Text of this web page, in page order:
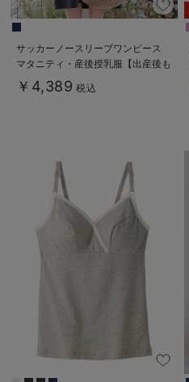
サッカーノースリーブワンピース
マタニティ・産後授乳服【出産後も
長く使える】
￥4,389 税込